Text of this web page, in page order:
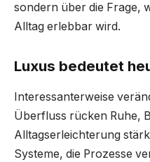
sondern über die Frage,
Alltag erlebbar wird.
Luxus bedeutet
Interessanterweise
Überfluss rücken Ruhe,
Alltagserleichterung
Systeme, die Prozesse